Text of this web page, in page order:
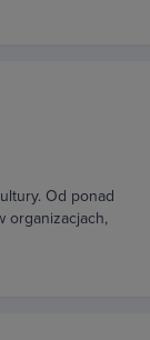
Od ponad
organizacjach,